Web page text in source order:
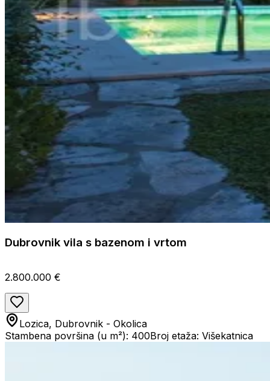
Dubrovnik vila s bazenom i vrtom
2.800.000 €
Lozica, Dubrovnik - Okolica
Stambena površina (u m²): 400Broj etaža: Višekatnica